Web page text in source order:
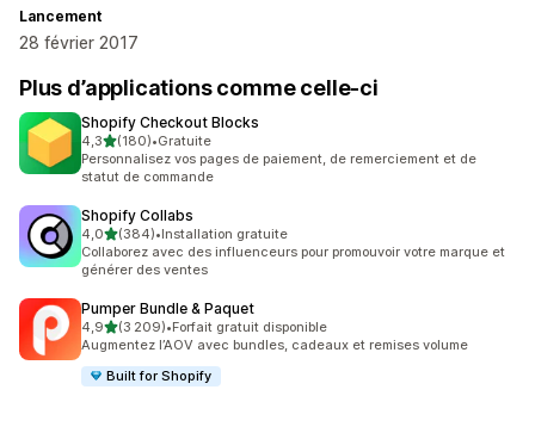
Lancement
28 février 2017
Plus d’applications comme celle-ci
Shopify Checkout Blocks
4,3étoile(s) sur 5
(180)
180 avis au total
•Gratuite
Personnalisez vos pages de paiement, de remerciement et de
statut de commande
Shopify Collabs
4,0étoile(s) sur 5
(384)
384 avis au total
•Installation gratuite
Collaborez avec des influenceurs pour promouvoir votre marque et
générer des ventes
Pumper Bundle & Paquet
4,9étoile(s) sur 5
(3 209)
3209 avis au total
•Forfait gratuit disponible
Augmentez l’AOV avec bundles, cadeaux et remises volume
Built for Shopify